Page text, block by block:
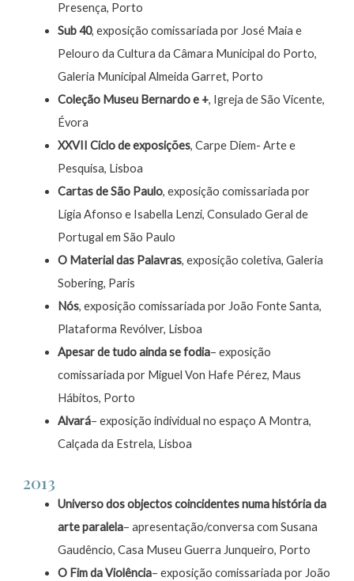
Presença, Porto
Sub 40, exposição comissariada por José Maia e
Pelouro da Cultura da Câmara Municipal do Porto,
Galeria Municipal Almeida Garret, Porto
Coleção Museu Bernardo e +, Igreja de São Vicente,
Évora
XXVII Ciclo de exposições, Carpe Diem- Arte e
Pesquisa, Lisboa
Cartas de São Paulo, exposição comissariada por
Lígia Afonso e Isabella Lenzi, Consulado Geral de
Portugal em São Paulo
O Material das Palavras, exposição coletiva, Galeria
Sobering, Paris
Nós, exposição comissariada por João Fonte Santa,
Plataforma Revólver, Lisboa
Apesar de tudo ainda se fodia– exposição
comissariada por Miguel Von Hafe Pérez, Maus
Hábitos, Porto
Alvará– exposição individual no espaço A Montra,
Calçada da Estrela, Lisboa
2013
Universo dos objectos coincidentes numa história da
arte paralela– apresentação/conversa com Susana
Gaudêncio, Casa Museu Guerra Junqueiro, Porto
O Fim da Violência– exposição comissariada por João